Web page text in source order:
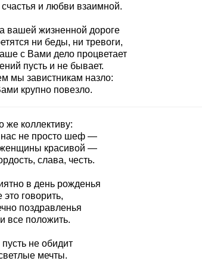
и любви взаимной.
вашей жизненной дороге
ни беды, ни тревоги,
с Вами дело процветает
пусть и не бывает.
мы завистникам назло:
крупно повезло.
же коллективу:
не просто шеф —
красивой —
слава, честь.
в день рожденья
это говорить,
поздравленья
все положить.
пусть не обидит
мечты.